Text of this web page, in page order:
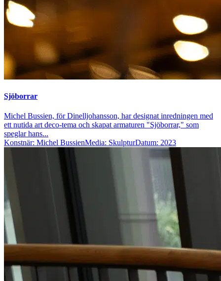
Sjöborrar
Michel Bussien, för Dinelljohansson, har designat inredningen med
ett nutida art deco-tema och skapat armaturen "Sjöborrar," som
speglar hans...
Konstnär: Michel BussienMedia: SkulpturDatum: 2023